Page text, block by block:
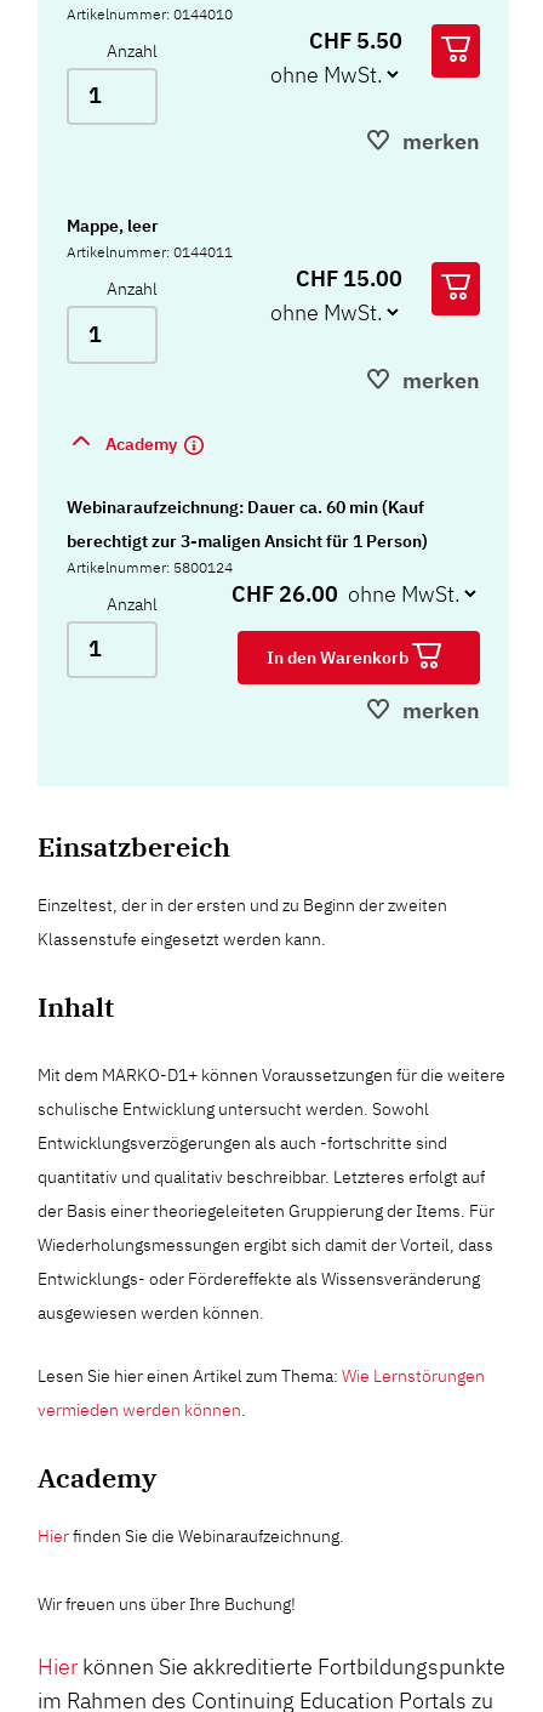
Artikelnummer: 0144010
Anzahl CHF 5.50
merken
Mappe, leer
Artikelnummer: 0144011
Anzahl CHF 15.00
merken
Academy
Webinaraufzeichnung: Dauer ca. 60 min (Kauf
berechtigt zur 3-maligen Ansicht für 1 Person)
Artikelnummer: 5800124
Anzahl CHF 26.00
In den Warenkorb
merken
Einsatzbereich
Einzeltest, der in der ersten und zu Beginn der zweiten
Klassenstufe eingesetzt werden kann.
Inhalt
Mit dem MARKO-D1+ können Voraussetzungen für die weitere
schulische Entwicklung untersucht werden. Sowohl
Entwicklungsverzögerungen als auch -fortschritte sind
quantitativ und qualitativ beschreibbar. Letzteres erfolgt auf
der Basis einer theoriegeleiteten Gruppierung der Items. Für
Wiederholungsmessungen ergibt sich damit der Vorteil, dass
Entwicklungs- oder Fördereffekte als Wissensveränderung
ausgewiesen werden können.
Lesen Sie hier einen Artikel zum Thema:Wie Lernstörungen
vermieden werden können
Academy
Hierfinden Sie die Webinaraufzeichnung.
Wir freuen uns über Ihre Buchung!
Hierkönnen Sie akkreditierte Fortbildungspunkte
im Rahmen des Continuing Education Portals zu